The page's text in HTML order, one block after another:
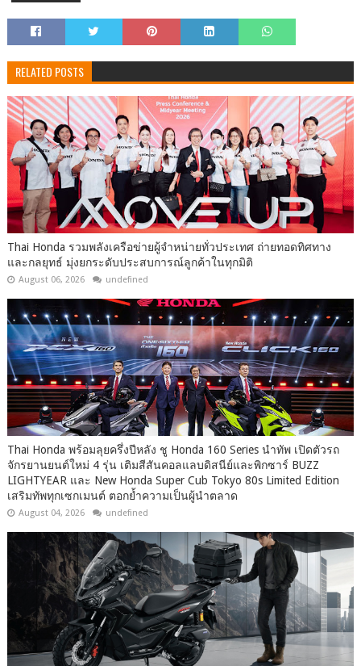
RELATED POSTS
Thai Honda รวมพลังเครือข่ายผู้จำหน่ายทั่วประเทศ ถ่ายทอดทิศทาง
และกลยุทธ์ มุ่งยกระดับประสบการณ์ลูกค้าในทุกมิติ
August 06, 2026 undefined
Thai Honda พร้อมลุยครึ่งปีหลัง ชู Honda 160 Series นำทัพ เปิดตัวรถ
จักรยานยนต์ใหม่ 4 รุ่น เติมสีสันคอลแลบดิสนีย์และพิกซาร์ BUZZ
LIGHTYEAR และ New Honda Super Cub Tokyo 80s Limited Edition
เสริมทัพทุกเซกเมนต์ ตอกย้ำความเป็นผู้นำตลาด
August 04, 2026 undefined